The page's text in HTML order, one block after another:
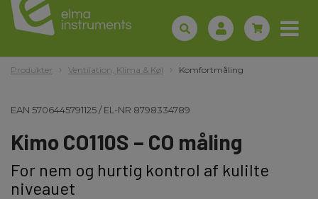
Produkter Ventilation, Klima & Køl Komfortmåling
EAN 5706445791125/EL-NR 8798334789
Kimo CO110S – CO måling
For nem og hurtig kontrol af kulilte
niveauet